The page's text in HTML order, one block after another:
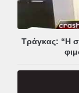
Τράγκας: “Η